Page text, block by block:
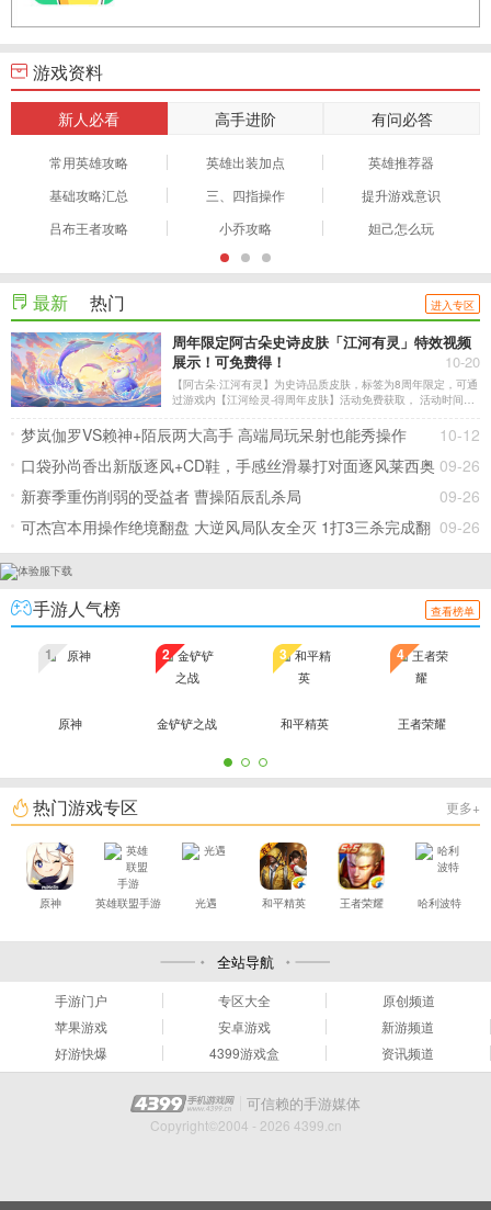
游戏资料
新人必看 高手进阶 有问必答
常用英雄攻略 英雄出装加点
英雄推荐器
基础攻略汇总
三、四指操作
提升游戏意识
吕布王者攻略
小乔攻略 妲己怎么玩
最新 热门 进入专区
周年限定阿古朵史诗皮肤「江河有灵」特效视频
展示！可免费得！
10-20
【阿古朵·江河有灵】为史诗品质皮肤，标签为8周年限定，可通
过游戏内【江河绘灵-得周年皮肤】活动免费获取， 活动时间：
28日0:00~11月8日23:59加入皮肤碎片商城开放兑换。 10-12
梦岚伽罗VS赖神+陌辰两大高手 高端局玩呆射也能秀操作
09-26
口袋孙尚香出新版逐风+CD鞋，手感丝滑暴打对面逐风莱西奥
09-26
新赛季重伤削弱的受益者 曹操陌辰乱杀局
09-26
可杰宫本用操作绝境翻盘 大逆风局队友全灭 1打3三杀完成翻
盘
手游人气榜 查看榜单
原神
1
金铲铲之战
2
和平精英
3
王者荣耀
4
热门游戏专区 更多+
原神 英雄联盟手游 光遇 和平精英 王者荣耀 哈利波特
全站导航
手游门户 专区大全
原创频道
苹果游戏
安卓游戏
新游频道
好游快爆
4399游戏盒 资讯频道
可信赖的手游媒体
Copyright©2004 - 2026 4399.cn